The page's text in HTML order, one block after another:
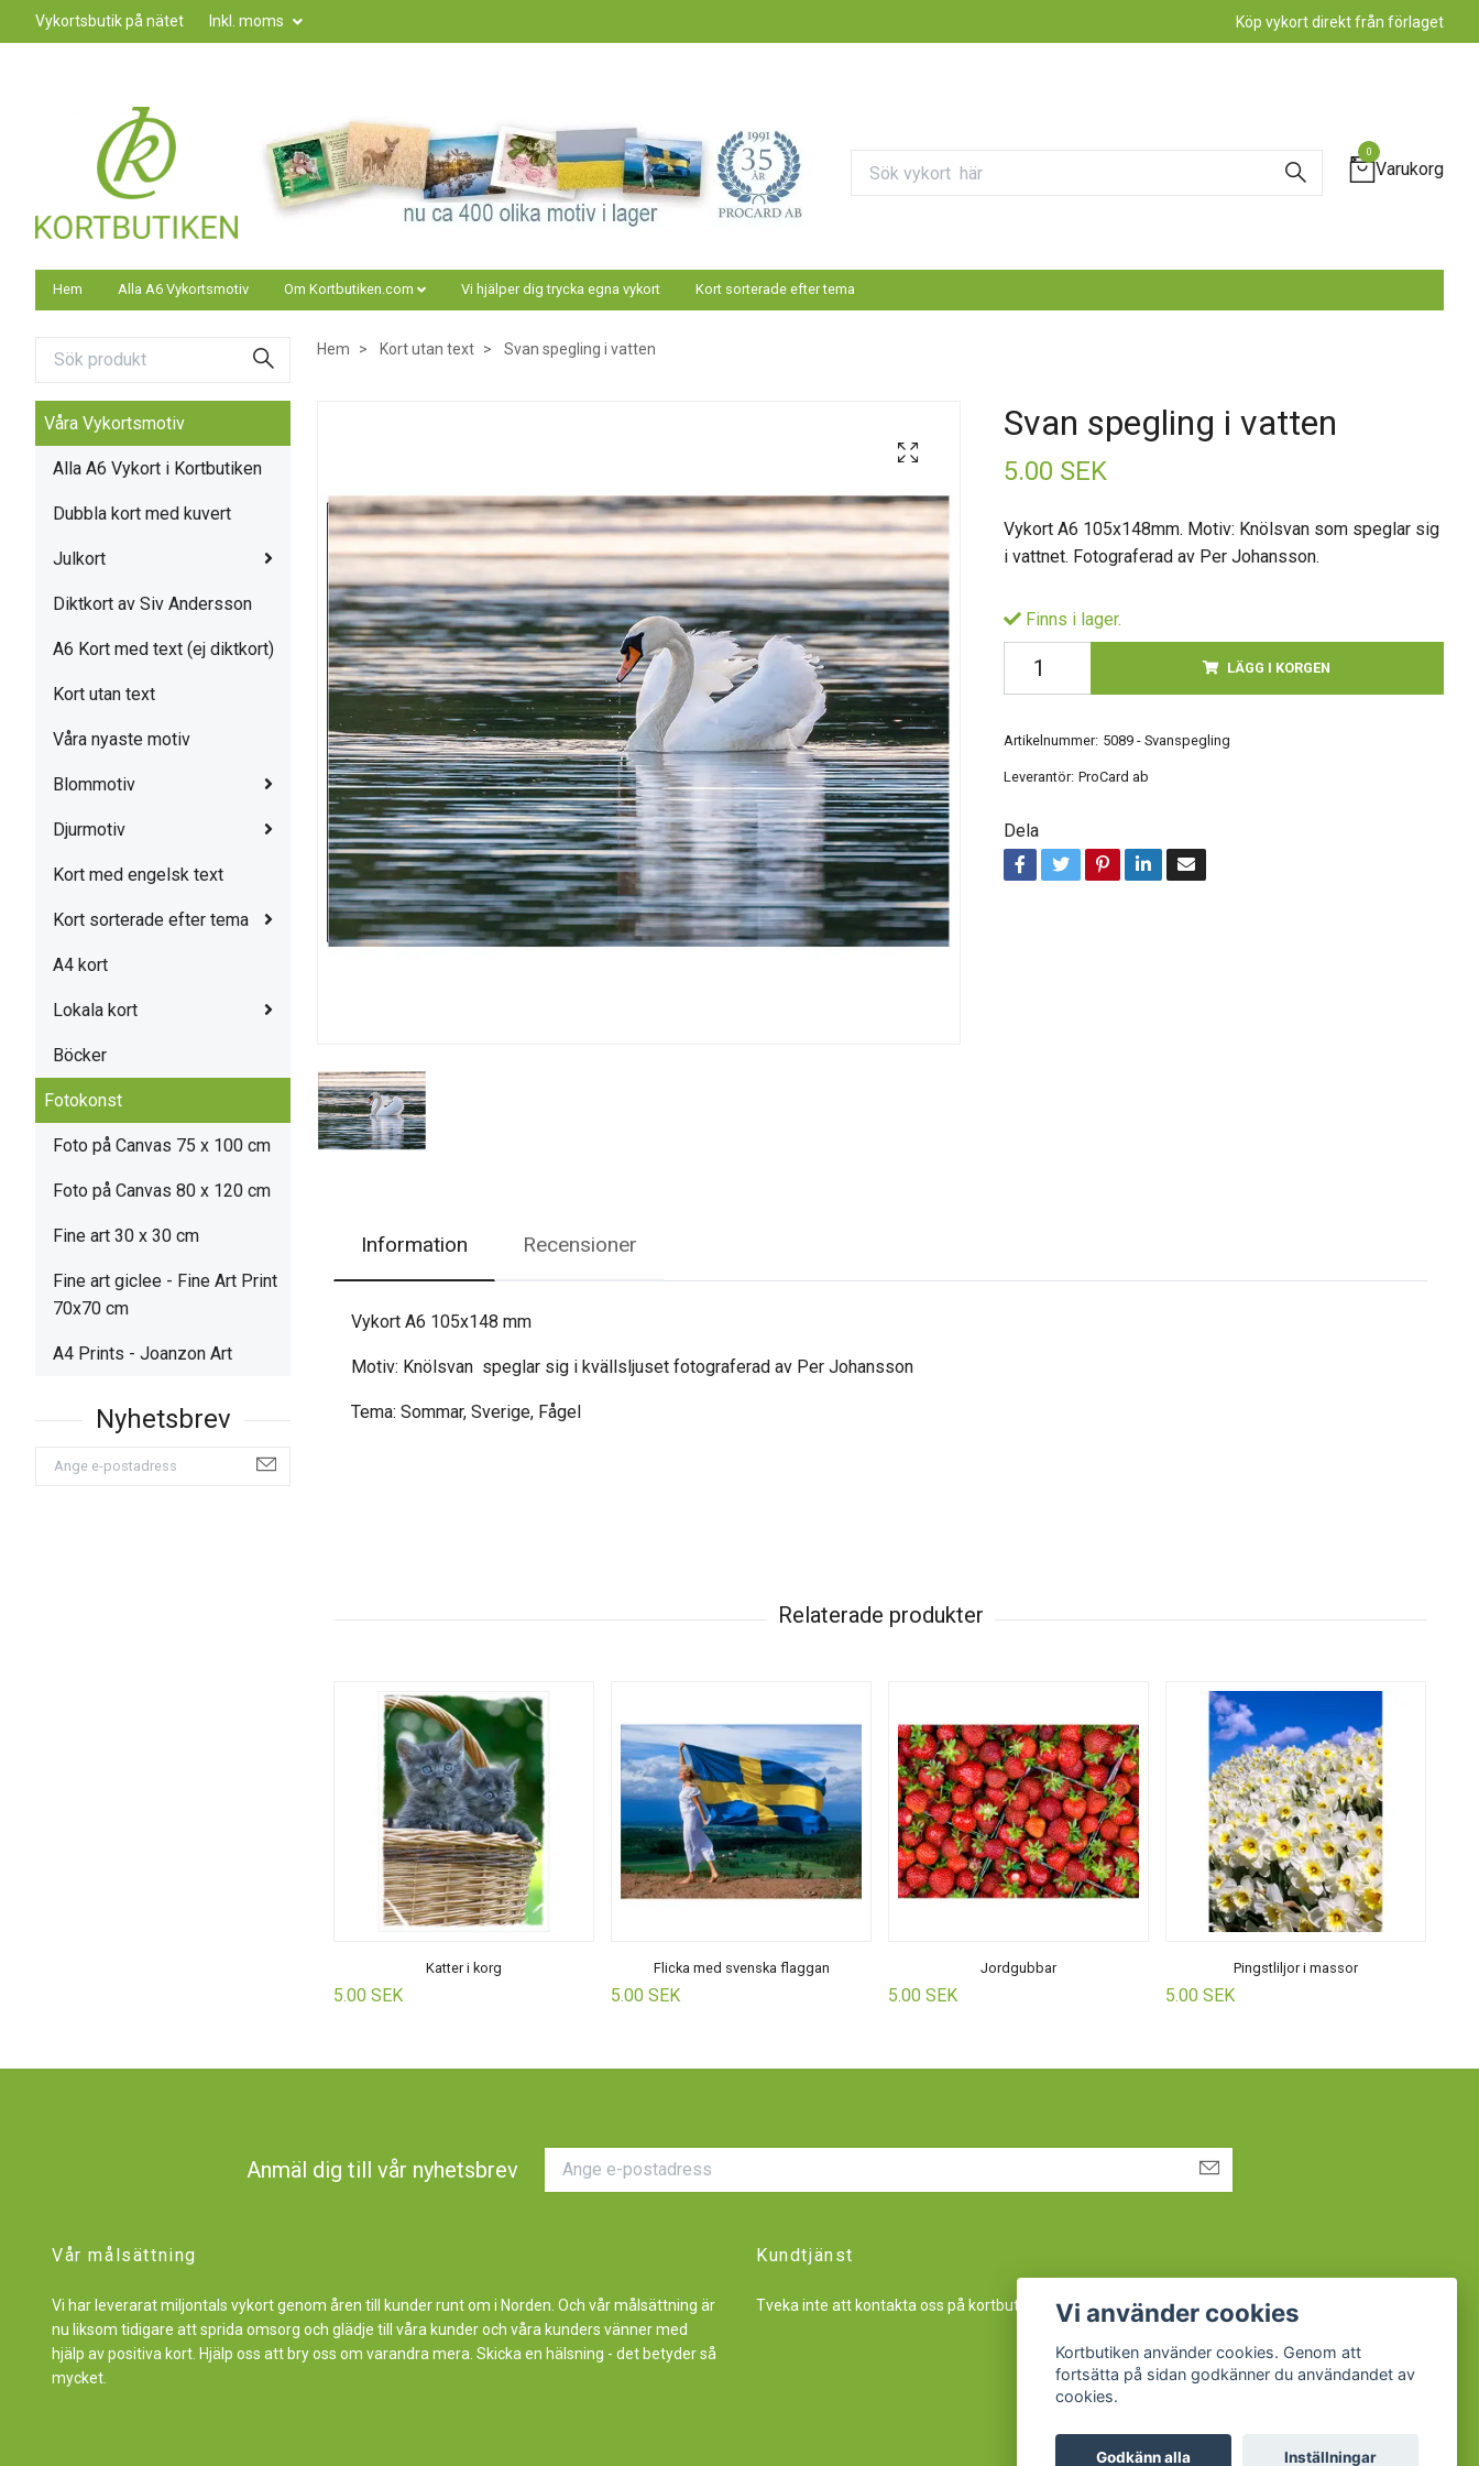
Vykortsbutik på nätet Inkl. moms Köp vykort direkt från förlaget
0
Varukorg
Hem Alla A6 Vykortsmotiv Om Kortbutiken.com Vi hjälper dig trycka egna vykort Kort sorterade efter tema
Våra Vykortsmotiv
Alla A6 Vykort i Kortbutiken
Dubbla kort med kuvert
Julkort
Diktkort av Siv Andersson
A6 Kort med text (ej diktkort)
Kort utan text
Våra nyaste motiv
Blommotiv
Djurmotiv
Kort med engelsk text
Kort sorterade efter tema
A4 kort
Lokala kort
Böcker
Fotokonst
Foto på Canvas 75 x 100 cm
Foto på Canvas 80 x 120 cm
Fine art 30 x 30 cm
Fine art giclee - Fine Art Print
70x70 cm
A4 Prints - Joanzon Art
Hem Kort utan text Svan spegling i vatten
Svan spegling i vatten
5.00 SEK
Vykort A6 105x148mm. Motiv: Knölsvan som speglar sig
i vattnet. Fotograferad av Per Johansson.
Finns i lager.
LÄGG I KORGEN
Artikelnummer: 5089 - Svanspegling
Leverantör: ProCard ab
Dela
Information Recensioner
Vykort A6 105x148 mm
Motiv: Knölsvan speglar sig i kvällsljuset fotograferad av Per Johansson
Tema: Sommar, Sverige, Fågel
Katter i korg
5.00 SEK
Flicka med svenska flaggan
5.00 SEK
Jordgubbar
5.00 SEK
Pingstliljor i massor
5.00 SEK
Anmäl dig till vår nyhetsbrev
Vår målsättning
Vi har leverarat miljontals vykort genom åren till kunder runt om i Norden. Och vår målsättning är
nu liksom tidigare att sprida omsorg och glädje till våra kunder och våra kunders vänner med
hjälp av positiva kort. Hjälp oss att bry oss om varandra mera. Skicka en hälsning - det betyder så
mycket.
Kundtjänst
Tveka inte att kontakta oss på kortbutiken@procard.seeller ring oss på 019 450 450
Vi använder cookies
Kortbutiken använder cookies. Genom att
fortsätta på sidan godkänner du användandet av
cookies.
Godkänn alla Inställningar